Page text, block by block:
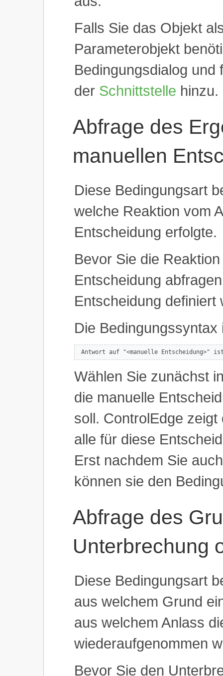
Falls Sie das Objekt
Parameterobjekt
Bedingungsdialog und
der Schnittstelle hinzu.
Abfrage des
manuellen
Diese Bedingungsart
welche Reaktion vom
Entscheidung erfolgte.
Bevor Sie die
Entscheidung
Entscheidung definiert
Die Bedingungssyntax
Antwort auf "<manuelle Entscheidung>"
Wählen Sie zunächst
die manuelle
soll. ControlEdge
alle für diese
Erst nachdem Sie
können sie den
Abfrage des
Unterbrechung
Diese Bedingungsart
aus welchem Grund
aus welchem Anlass
wiederaufgenommen
Bevor Sie den